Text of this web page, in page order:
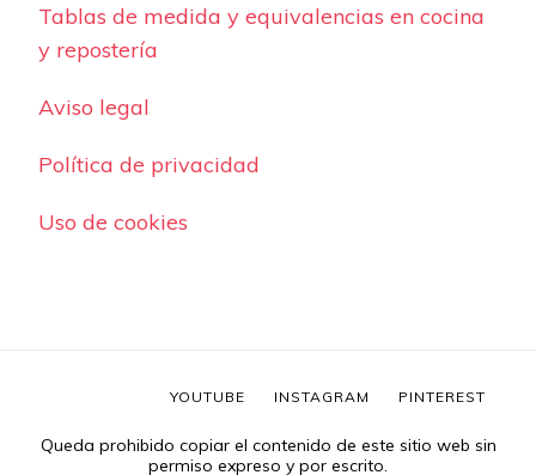
Tablas de medida y equivalencias en cocina
y repostería
Aviso legal
Política de privacidad
Uso de cookies
Queda prohibido copiar el contenido de este sitio web sin
permiso expreso y por escrito.
YOUTUBE INSTAGRAM PINTEREST